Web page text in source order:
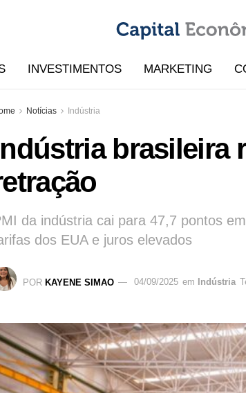
INVESTIMENTOS MARKETING
Notícias Indústria
brasileira
da indústria cai para 47,7 pontos
dos EUA e juros elevados
POR KAYENE SIMAO 04/09/2025 em Indústria